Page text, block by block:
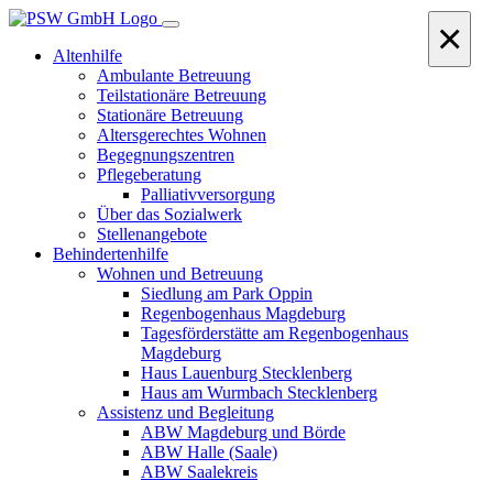
Altenhilfe
Ambulante Betreuung
Teilstationäre Betreuung
Stationäre Betreuung
Altersgerechtes Wohnen
Begegnungszentren
Pflegeberatung
Palliativversorgung
Über das Sozialwerk
Stellenangebote
Behindertenhilfe
Wohnen und Betreuung
Siedlung am Park Oppin
Regenbogenhaus Magdeburg
Tagesförderstätte am Regenbogenhaus
Magdeburg
Haus Lauenburg Stecklenberg
Haus am Wurmbach Stecklenberg
Assistenz und Begleitung
ABW Magdeburg und Börde
ABW Halle (Saale)
ABW Saalekreis
×